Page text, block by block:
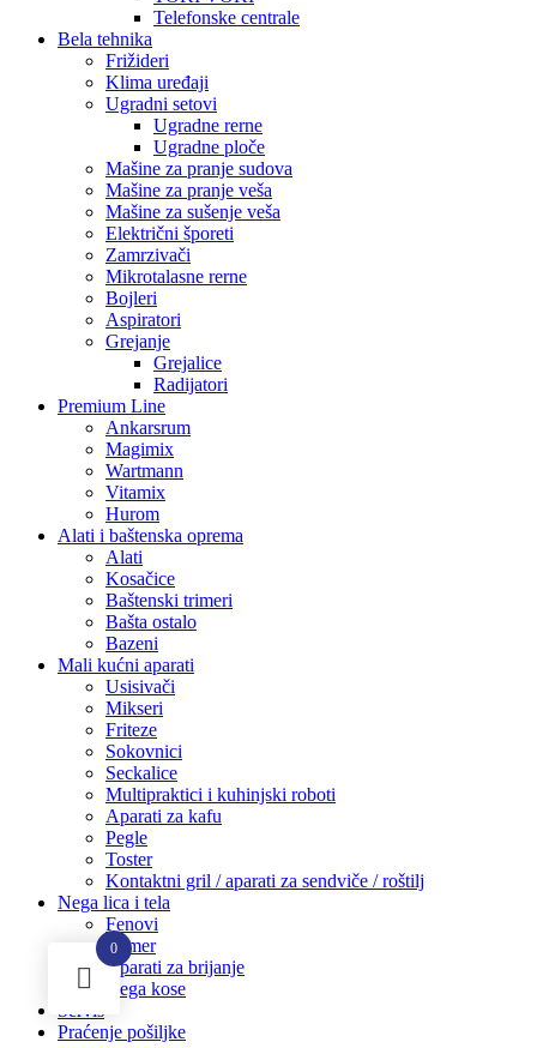
Telefonske centrale
Bela tehnika
Frižideri
Klima uređaji
Ugradni setovi
Ugradne rerne
Ugradne ploče
Mašine za pranje sudova
Mašine za pranje veša
Mašine za sušenje veša
Električni šporeti
Zamrzivači
Mikrotalasne rerne
Bojleri
Aspiratori
Grejanje
Grejalice
Radijatori
Premium Line
Ankarsrum
Magimix
Wartmann
Vitamix
Hurom
Alati i baštenska oprema
Alati
Kosačice
Baštenski trimeri
Bašta ostalo
Bazeni
Mali kućni aparati
Usisivači
Mikseri
Friteze
Sokovnici
Seckalice
Multipraktici i kuhinjski roboti
Aparati za kafu
Pegle
Toster
Kontaktni gril / aparati za sendviče / roštilj
Nega lica i tela
Fenovi
Trimer
Aparati za brijanje
Nega kose
Servis
Praćenje pošiljke
0